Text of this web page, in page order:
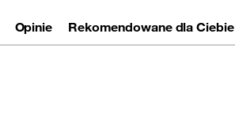
Opinie Rekomendowane dla Ciebie